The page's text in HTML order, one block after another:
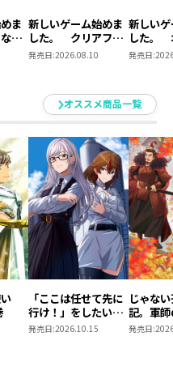
CD
ま
い
新しいゲーム始めま
した。 クリアファ
イルセット
発売日:2026.08.10
新しい
した。
クリル
発売日:
オススメ商品一覧
「ここは任せて先に
行け！」をしたい死
にたがりの望まぬ宇
発売日:2026.10.15
じゃな
記。軍
われま
発売日: